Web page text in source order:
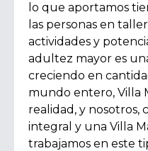
lo que aportamos
las personas en
actividades y
adultez mayor es
creciendo en
mundo entero, Villa
realidad, y nosotros,
integral y una Villa
trabajamos en este